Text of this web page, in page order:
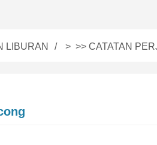
LIBURAN > >> CATATAN